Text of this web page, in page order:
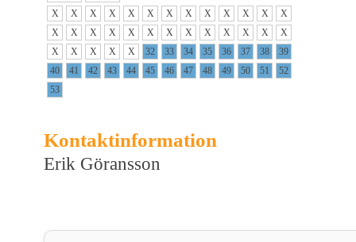
X
X X X X X X X X X X X
X
X
X X X X X X X X X X X
X
X
X X X X 32 33 34 35 36 37 38
39
40
41 42 43 44 45 46 47 48 49 50 51
52
53
Kontaktinformation
Erik Göransson